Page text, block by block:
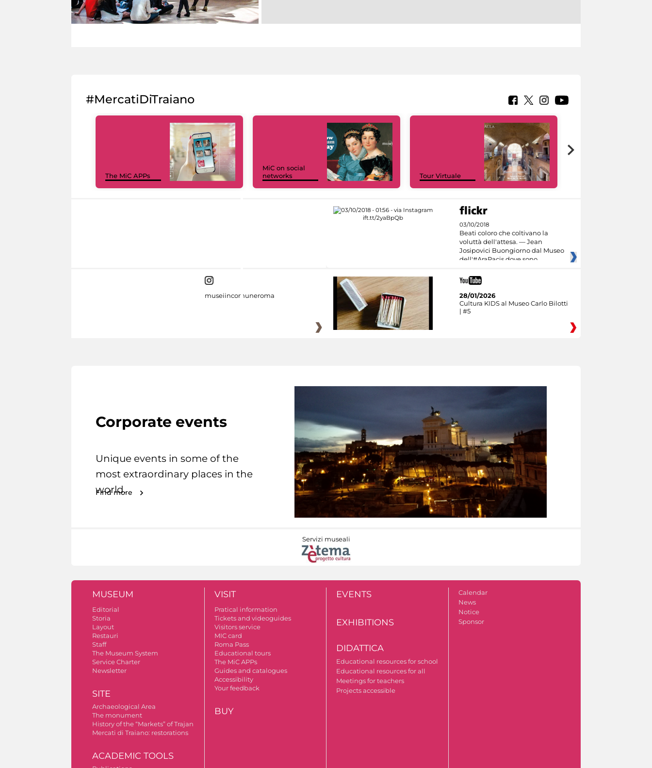
#MercatiDiTraiano
The MiC APPs
MiC on social
networks
Tour Virtuale
03/10/2018
Beati coloro che coltivano la
voluttà dell'attesa. — Jean
Josipovici Buongiorno dal Museo
dell'#AraPacis dove sono
museiincomuneroma
28/01/2026
Cultura KIDS al Museo Carlo Bilotti
| #5
Corporate events
Unique events in some of the
most extraordinary places in the
world.
Find more
Servizi museali
MUSEUM
Editorial
Storia
Layout
Restauri
Staff
The Museum System
Service Charter
Newsletter
SITE
Archaeological Area
The monument
History of the “Markets” of Trajan
Mercati di Traiano: restorations
ACADEMIC TOOLS
VISIT
Pratical information
Tickets and videoguides
Visitors service
MIC card
Roma Pass
Educational tours
The MiC APPs
Guides and catalogues
Accessibility
Your feedback
BUY
EVENTS
EXHIBITIONS
DIDATTICA
Educational resources for school
Educational resources for all
Meetings for teachers
Projects accessible
Calendar
News
Notice
Sponsor